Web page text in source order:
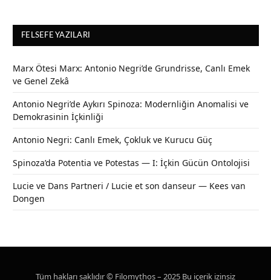
FELSEFE YAZILARI
Marx Ötesi Marx: Antonio Negri’de Grundrisse, Canlı Emek
ve Genel Zekâ
Antonio Negri’de Aykırı Spinoza: Modernliğin Anomalisi ve
Demokrasinin İçkinliği
Antonio Negri: Canlı Emek, Çokluk ve Kurucu Güç
Spinoza’da Potentia ve Potestas — I: İçkin Gücün Ontolojisi
Lucie ve Dans Partneri / Lucie et son danseur — Kees van
Dongen
Tüm hakları saklıdır © Filomythos – 2025 Bu içerik izinsiz